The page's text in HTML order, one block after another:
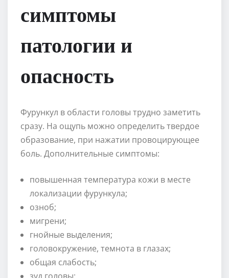
симптомы
патологии и
опасность
Фурункул в области головы трудно заметить
сразу. На ощупь можно определить твердое
образование, при нажатии провоцирующее
боль. Дополнительные симптомы:
повышенная температура кожи в месте
локализации фурункула;
озноб;
мигрени;
гнойные выделения;
головокружение, темнота в глазах;
общая слабость;